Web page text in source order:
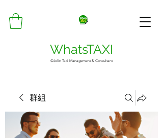
WhatsTAXI
©Jolin Taxi Management & Consultant
群組